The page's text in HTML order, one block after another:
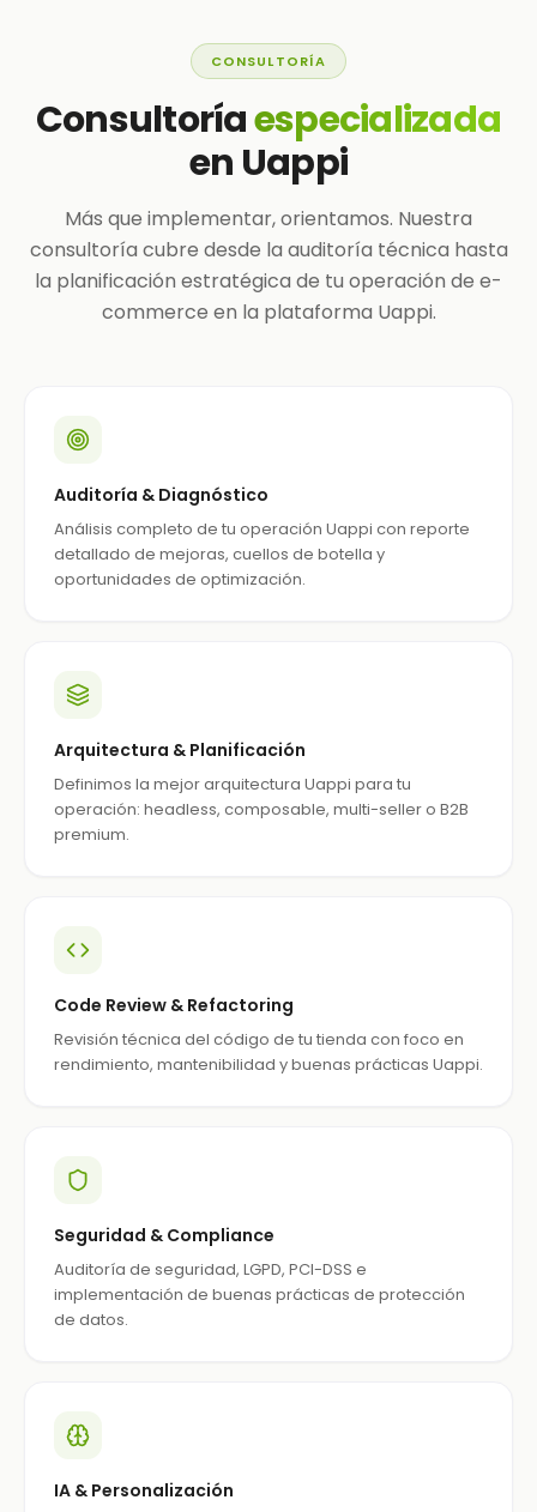
CONSULTORÍA
Consultoríaespecializada
en Uappi
Más que implementar, orientamos. Nuestra
consultoría cubre desde la auditoría técnica hasta
la planificación estratégica de tu operación de e-
commerce en la plataforma Uappi.
Auditoría & Diagnóstico
Análisis completo de tu operación Uappi con reporte
detallado de mejoras, cuellos de botella y
oportunidades de optimización.
Arquitectura & Planificación
Definimos la mejor arquitectura Uappi para tu
operación: headless, composable, multi-seller o B2B
premium.
Code Review & Refactoring
Revisión técnica del código de tu tienda con foco en
rendimiento, mantenibilidad y buenas prácticas Uappi.
Seguridad & Compliance
Auditoría de seguridad, LGPD, PCI-DSS e
implementación de buenas prácticas de protección
de datos.
IA & Personalización